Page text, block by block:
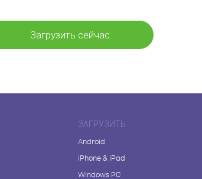
Загрузить сейчас
ЗАГРУЗИТЬ
Android
iPhone & iPad
Windows PC